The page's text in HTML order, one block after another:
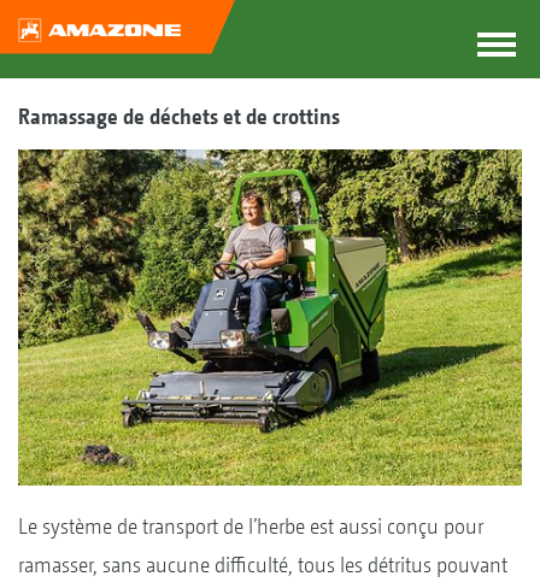
Ramassage de déchets et de crottins
Le système de transport de l’herbe est aussi conçu pour
ramasser, sans aucune difficulté, tous les détritus pouvant